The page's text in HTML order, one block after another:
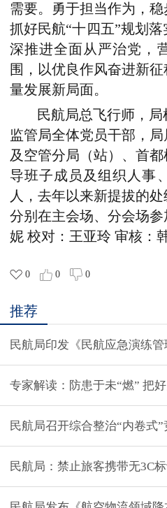
需要。勇于担当作为，稳
抓好民航“十四五”规划
深推进全面从严治党，
围，以优良作风奋进新
量发展新局面。
民航局总飞行师，
监管局全体党员干部，
及空管分局（站）、首
导班子成员及组织人事
人，去年以来新提拔的
分别在主会场、分会场
妮 校对：王亚玲 审核：
0 0 0
推荐
民航局印发《民航应急演练管
专家解读：防患于未“燃” 把
民航局召开综合整治“内卷式
民航局：禁止旅客携带无3C